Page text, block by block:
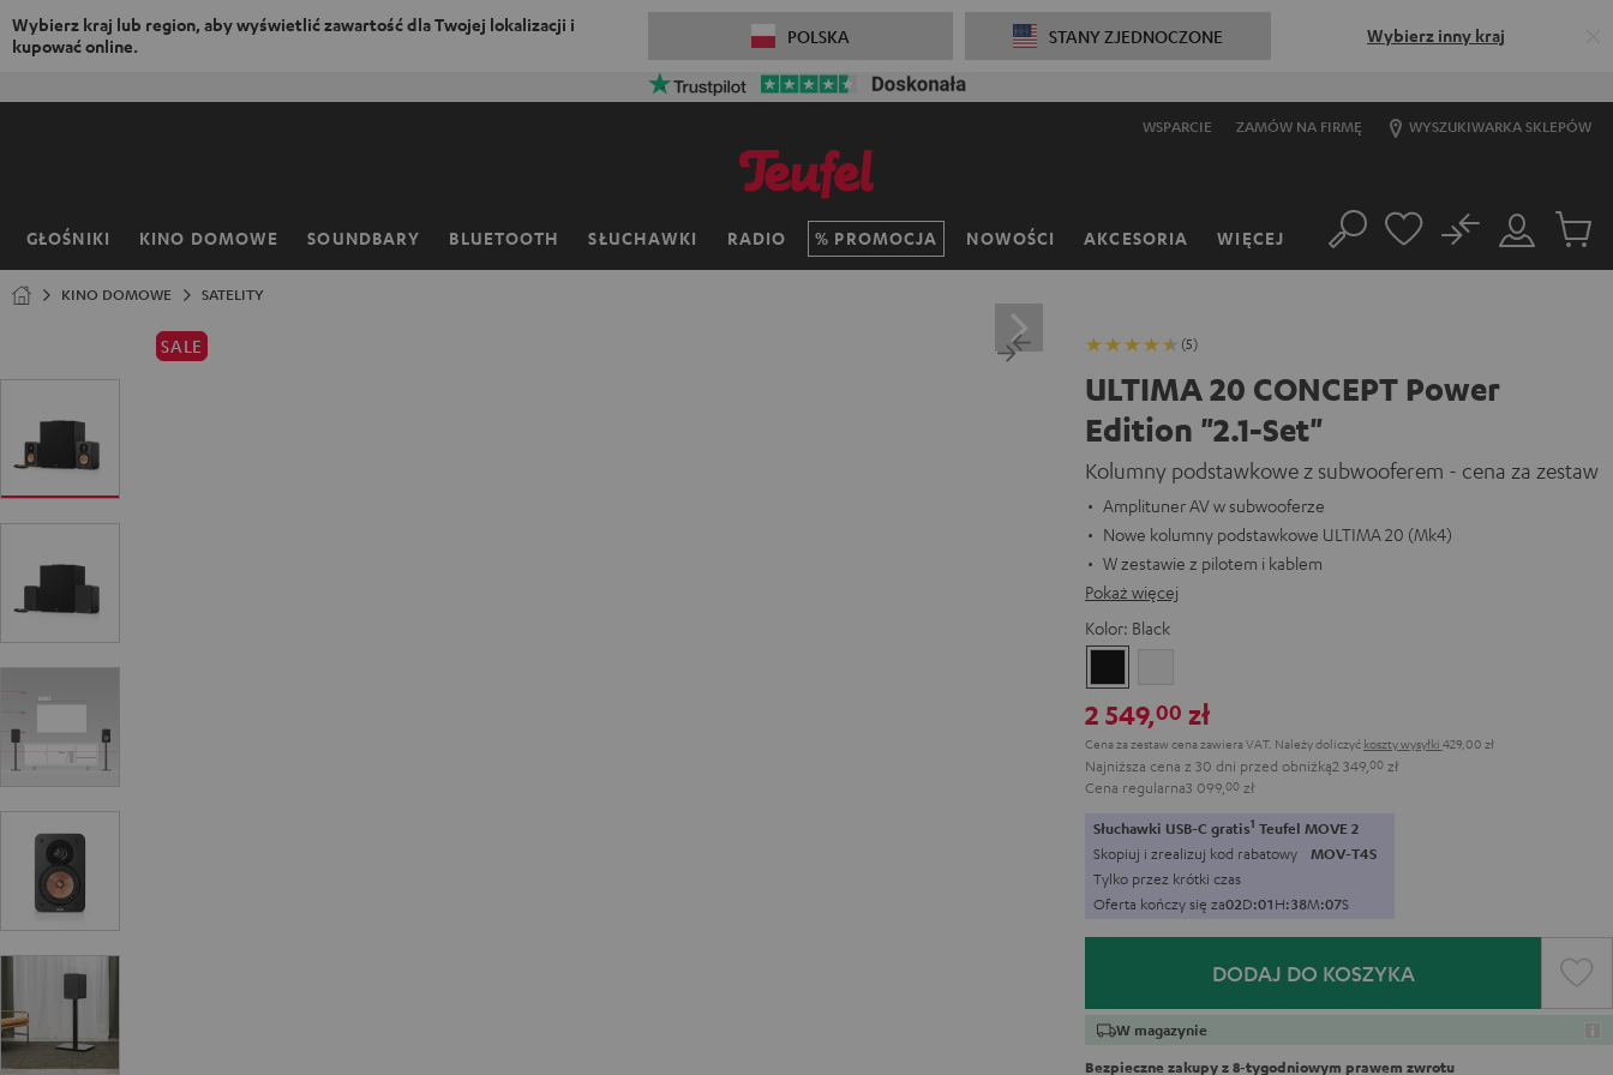
Wybierz kraj lub region, aby wyświetlić zawartość dla Twojej lokalizacji i
kupować online.
POLSKA STANY ZJEDNOCZONE Wybierz inny kraj
WSPARCIE ZAMÓW NA FIRMĘ WYSZUKIWARKA SKLEPÓW
GŁOŚNIKI KINO DOMOWE SOUNDBARY BLUETOOTH SŁUCHAWKI RADIO PROMOCJA NOWOŚCI AKCESORIA WIĘCEJ
Strona
Szukaj
Moje
konto
No
KINO DOMOWE SATELITY
SALE (5)
ULTIMA 20 CONCEPT Power
Edition "2.1-Set"
Kolumny podstawkowe z subwooferem - cena za zestaw
Amplituner AV w subwooferze
Nowe kolumny podstawkowe ULTIMA 20 (Mk4)
W zestawie z pilotem i kablem
Pokaż więcej
Kolor: Black
2 549,00 zł
Cena za zestaw cena zawiera VAT. Należy doliczyć koszty wysyłki 429,00 zł
Najniższa cena z 30 dni przed obniżką2 349, 00 zł
Cena regularna3 099, 00 zł
Słuchawki USB-C gratis1 Teufel MOVE 2
Skopiuj i zrealizuj kod rabatowy MOV-T4S
Tylko przez krótki czas
Oferta kończy się za02D:01H:38M:06S
DODAJ DO KOSZYKA
W magazynie
Bezpieczne zakupy z 8‑tygodniowym prawem zwrotu